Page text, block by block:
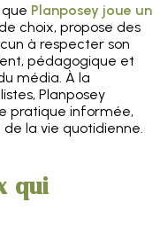
Planposey joue un
choix, propose des
à respecter son
pédagogique et
média. À la
Planposey
pratique informée,
la vie quotidienne.
qui